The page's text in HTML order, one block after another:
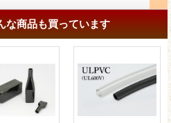
な商品も買っています